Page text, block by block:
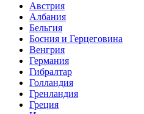
Австрия
Албания
Бельгия
Босния и Герцеговина
Венгрия
Германия
Гибралтар
Голландия
Гренландия
Греция